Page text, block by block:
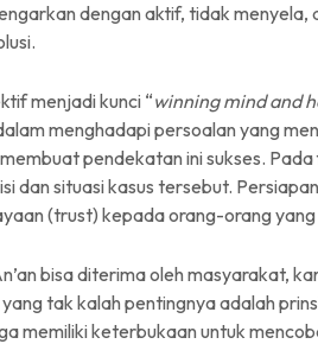
dengan aktif, tidak menyela,
menjadi kunci “winning mind and
menghadapi persoalan yang
pendekatan ini sukses.
dan situasi kasus tersebut.
(trust) kepada orang-orang
bisa diterima oleh masyarakat,
tak kalah pentingnya adalah
memiliki keterbukaan untuk